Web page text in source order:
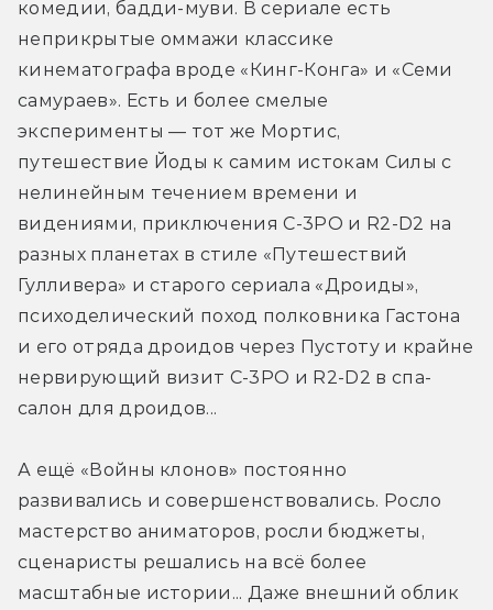
комедии, бадди-муви. В сериале есть
неприкрытые оммажи классике
кинематографа вроде «Кинг-Конга» и «Семи
самураев». Есть и более смелые
эксперименты — тот же Мортис,
путешествие Йоды к самим истокам Силы с
нелинейным течением времени и
видениями, приключения C-3PО и R2-D2 на
разных планетах в стиле «Путешествий
Гулливера» и старого сериала «Дроиды»,
психоделический поход полковника Гастона
и его отряда дроидов через Пустоту и крайне
нервирующий визит C-3PО и R2-D2 в спа-
салон для дроидов...
А ещё «Войны клонов» постоянно
развивались и совершенствовались. Росло
мастерство аниматоров, росли бюджеты,
сценаристы решались на всё более
масштабные истории... Даже внешний облик